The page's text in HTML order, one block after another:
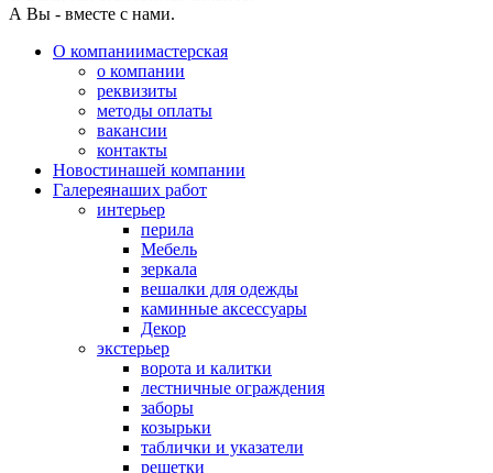
А Вы - вместе с нами.
О компаниимастерская
о компании
реквизиты
методы оплаты
вакансии
контакты
Новостинашей компании
Галереянаших работ
интерьер
перила
Мебель
зеркала
вешалки для одежды
каминные аксессуары
Декор
экстерьер
ворота и калитки
лестничные ограждения
заборы
козырьки
таблички и указатели
решетки